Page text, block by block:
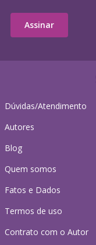
Dúvidas/Atendimento
Autores
Blog
Quem somos
Fatos e Dados
Termos de uso
Contrato com o Autor
Assinar